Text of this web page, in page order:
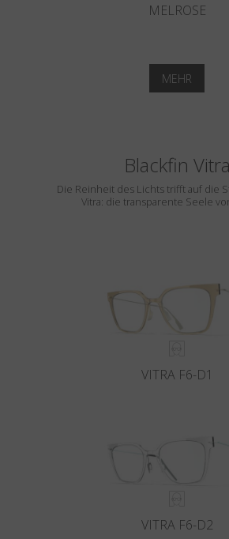
MELROSE
MEHR
Blackfin Vitra
Die Reinheit des Lichts trifft auf die
Vitra: die transparente Seele
VITRA F6-D1
VITRA F6-D2